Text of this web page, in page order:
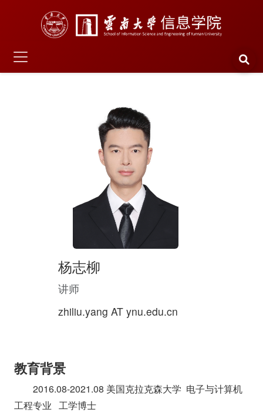
杨志柳
讲师
zhiliu.yang AT ynu.edu.cn
教育背景
2016.08-2021.08 美国克拉克森大学 电子与计算机
工程专业 工学博士